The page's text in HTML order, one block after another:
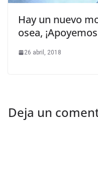
Hay un nuevo
osea,
26 abril, 2018
Deja un